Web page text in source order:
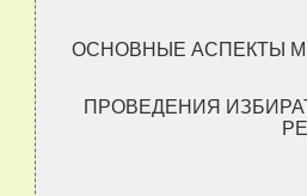
ОСНОВНЫЕ АСПЕКТЫ
ПРОВЕДЕНИЯ